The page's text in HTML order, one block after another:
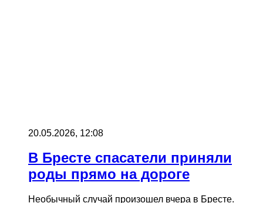
20.05.2026, 12:08
В Бресте спасатели приняли
роды прямо на дороге
Необычный случай произошел вчера в Бресте.